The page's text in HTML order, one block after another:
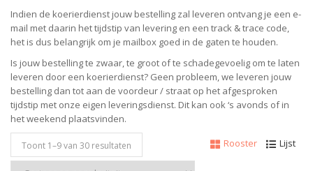
Indien de koerierdienst jouw bestelling zal leveren ontvang je een e-
mail met daarin het tijdstip van levering en een track & trace code,
het is dus belangrijk om je mailbox goed in de gaten te houden.
Is jouw bestelling te zwaar, te groot of te schadegevoelig om te laten
leveren door een koerierdienst? Geen probleem, we leveren jouw
bestelling dan tot aan de voordeur / straat op het afgesproken
tijdstip met onze eigen leveringsdienst. Dit kan ook ‘s avonds of in
het weekend plaatsvinden.
Rooster
Lijst
Toont 1–18van 30 resultaten